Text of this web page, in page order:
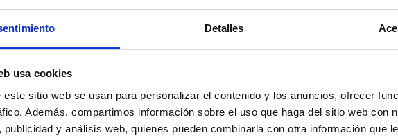
Detalles
usa cookies
este sitio web se usan para personalizar el contenido y los anuncios, ofrecer
Además, compartimos información sobre el uso que haga del sitio web con
publicidad y análisis web, quienes pueden combinarla con otra información que